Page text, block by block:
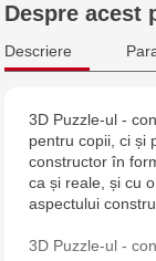
Crafti
Crafti
Crafti Riscani
Multistore
Despre acest
Descriere
3D Puzzle-ul -
pentru copii, ci și
constructor în
ca și reale, și cu
aspectului
3D Puzzle-ul -